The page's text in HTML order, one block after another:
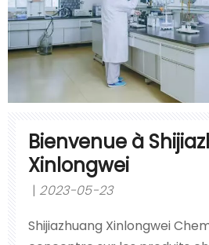
Bienvenue à
Xinlongwei
2023-05-23
Shijiazhuang Xinlongwei